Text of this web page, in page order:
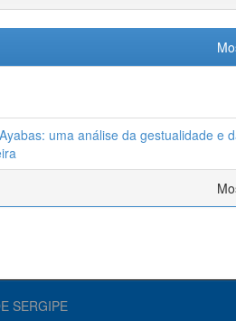
uma análise da gestualidade e
SERGIPE